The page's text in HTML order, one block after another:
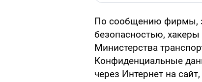
По сообщению фирмы,
безопасностью,
Министерства
Конфиденциальные
через Интернет на